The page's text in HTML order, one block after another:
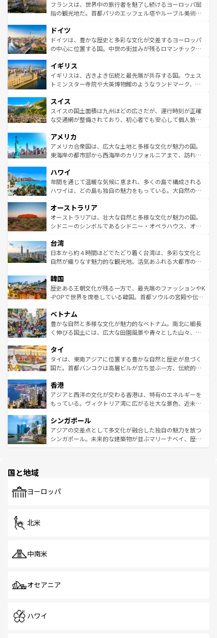
しい。
る。首都マドリードの洗練された雰囲気や、バルセロナの
アートに溢れた街角から、地方では古代ローマ遺跡や中世
せる。地方によって風土や気候が異なるスペインはその個
性で訪れる人を魅了する。 なお、新着のスペイン情報は コ
ンテンツ一覧を参照してほしい。
フランスは、世界中の旅行者を魅了し続けるヨーロッパ屈
指の観光地だ。首都パリのエッフェル塔やルーブル美術館
で、幅広い魅力が詰まっている。華麗な宮殿、歴史的な大
聖堂、美しいビーチ、そして豊かな自然が、訪れる者を心
から魅了する。また、フランスは美食の国としても知ら
いる。シャンパンの発祥地であるランス、プロヴァンスの
香り高いラベンダー畑など、多彩な楽しみ方が可能だ。さ
らに、パリ以外の地域にも魅力が溢れており、どの街角に
れる地方に足を運ぶとそれぞれで全く異なる文化を体験で
きるだろう。 なお、新着のフランス情報はコンテンツ一覧
を参照してほしい。
ドイツ
ドイツは、豊かな歴史と多彩な文化が交差するヨーロッパ
の中心に位置する国。中世の街並みが残るロマンチック街
顔を持つこの国は、どこを歩いても飽きることがない。ベ
ルリンの文化的活気、バイエルン州のアルプスの絶景、そ
してライン川沿いのワイン畑といった風景は必見。ビール
は、お酒好きな人にはぜひ体験してほしい。 なお、新着の
ドイツ情報はコンテンツ一覧を参照してほしい。
イギリス
イギリスは、古きよき伝統と最先端が共存する国。ウェス
トミンスター寺院や大英博物館のようなランドマーク、歴
リアごとに異なる魅力がある。また、優雅なアフタヌーン
ティー、ビール好きにはたまらない英国パブ、サッカー観
戦など、本場だからこそできる体験も豊富。イギリスを旅
ンツ一覧を参照してほしい。
スイス
スイスの国土面積は九州ほどの広さだが、運行時刻が正確
な交通網が整備されており、初心者でも安心して個人旅行
の建物がそのまま残る町や、スイスならではのユニークな
博物館もあり、アルプス観光だけでなく町歩きも満喫する
ことができる。国民の所得が高いため物価も高いが、旅行
ば市内交通費無料で観光を楽しむこともできる。 なお、新
着のスイス情報はコンテンツ一覧 を参照してほしい。
アメリカ
アメリカ合衆国は、広大な土地と多様な文化が魅力の国。
東海岸の都市部から西海岸のカリフォルニアまで、訪れる
のような巨大都市は、観光、ショッピング、エンターテイ
ンメントが詰まった刺激的なスポットだ。一方、アメリカ
西部には大自然が広がり、グランドキャニオンやイエロー
部のニューオーリンズでは、音楽と美食が融合した独特の
文化が魅力。旅行者はアメリカの各地域で異なる魅力を楽
しみながら、その多様性と豊かな歴史を感じることができ
ならではの贅沢な旅のスタイルだ。 なお、新着のアメリカ
情報はコンテンツ一覧を参照してほしい。
ハワイ
年間を通じて温暖な気候に恵まれ、多くの島で構成される
ハワイは、どの島も独自の魅力をもっている。大自然の神
ワイ島は見逃せない。また、定番の観光地といえばオアフ
島だが、静かな自然を求めるならマウイ島やカウアイ島が
おすすめ。エメラルドグリーンに輝く海をはじめ、豊かな
れるおもてなしの心で訪れる人々を迎えてくれるハワイの
人々、おいしいローカルフードやハワイアンミュージッ
ク、伝統的なフラダンスなど、すべてがハワイの魅力を彩
ワイを、存分に味わってほしい。 なお、新着のハワイ情報
はコンテンツ一覧を参照してほしい。
オーストラリア
オーストラリアは、壮大な自然と多様な文化が魅力の国。
シドニーのシンボルであるシドニー・オペラハウス、オー
リアリーフや大陸中央部にそびえるウルル（エアーズロッ
ク）、タスマニアの美しい原生林やケアンズの熱帯雨林な
ど、見どころがたくさん。また、カフェやワイン、オージ
いる。アクティビティも充実しており、サーフィンやダイ
ビング、ハイキングなど、アウトドア好きにはたまらな
い。オーストラリアの多彩な魅力を存分に味わいつくそ
参照してほしい。
台湾
日本から約４時間ほどでたどり着く台湾は、多彩な文化と
自然が織りなす魅力的な観光地。活気あふれる大都市の台
ン）、静ひつな山岳地帯である台湾東部など、都市の喧騒
と山間の静けさが共存しており、訪れる人に新しい発見と
驚きをもたらしてくれる。また、奥深い台湾の食文化も魅
容にもいいと評判のスイーツなど、バラエティ豊かな料理
が味わえる。 なお、新着の台湾情報は コンテンツ一覧を参
照してほしい。
韓国
歴史ある王朝文化が残る一方で、最先端のファッションやK
-POPで世界を席巻している韓国。首都ソウルの宮殿や伝統
き、地方に足を延ばせば四季折々の自然美を楽しむことが
できる。そして、キムチや焼肉、絶品のストリートフード
まで、さまざまな韓国料理が待っている。夜には、韓国な
リティに包まれながら、韓国の多彩な魅力を心ゆくまで味
わってみてほしい。 なお、新着の韓国情報はコンテンツ一
覧を参照してほしい。
ベトナム
豊かな自然と多様な文化が魅力的なベトナム。南北に細長
く伸びる国土には、広大な田園風景や青々とした山々、世
急速な発展と共に伝統が息づく。ハノイの古い町並みやホ
ーチミン市のフランス統治時代の建物も、独特の雰囲気を
醸し出している。また、バラエティの豊かさとおいしさで
とつ。フォーやバインミー、ベトナムコーヒーなどは、ぜ
ひ現地で味わいたい。どの地域を訪れてもあたたかい人々
が旅行者を迎えてくれるので、きっと忘れられない旅にな
参照してほしい。
タイ
タイは、東南アジアに位置する豊かな自然と歴史が息づく
国だ。首都バンコクは高層ビルが立ち並ぶ一方、伝統的な
の活気が交差している。北部ではチェンマイなどの山岳地
帯で自然と触れ合い、南部ではプーケットやクラビの美し
いビーチでリゾート気分を楽しむことができる。タイ料理
激する。気候は一年中温暖で、どの季節にも異なる楽しみ
が待っている。親しみやすいタイの人々、仏教を中心とし
た文化、そして多様な観光資源が、訪れる旅人を魅了し続
香港
アジアと西洋の文化が交わる香港は、特有のエネルギーを
もっている。ヴィクトリア湾に広がる壮大な景色、近未来
み、どこを訪れても感動するはず。観光スポットが密集し
ており、効率よく見どころを回れるのも魅力。息をのむよ
うな絶景から文化的な体験まで、香港を存分に楽しみ尽く
シンガポール
アジアの交差点として多文化が融合した独自の魅力を放つ
シンガポール。未来的な建築物が並ぶマリーナベイ、歴史
で、ホーカーズは地元の風情を楽しめる外せないスポット
国と地域
ヨーロッパ
北米
中南米
オセアニア
ハワイ